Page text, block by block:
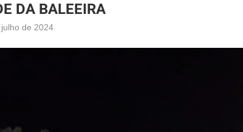
DA BALEEIRA
de 2024